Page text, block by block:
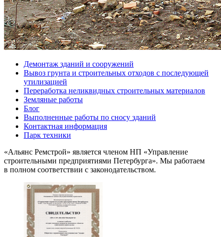
Демонтаж зданий и сооружений
Вывоз грунта и строительных отходов с последующей
утилизацией
Переработка неликвидных строительных материалов
Земляные работы
Блог
Выполненные работы по сносу зданий
Контактная информация
Парк техники
«Альянс Ремстрой» является членом НП «Управление
строительными предприятиями Петербурга». Мы работаем
в полном соответствии с законодательством.